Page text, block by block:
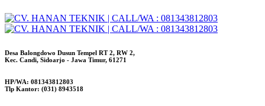
Desa Balongdowo Dusun Tempel RT 2, RW 2,
Kec. Candi, Sidoarjo - Jawa Timur, 61271
HP/WA: 081343812803
Tlp Kantor: (031) 8943518